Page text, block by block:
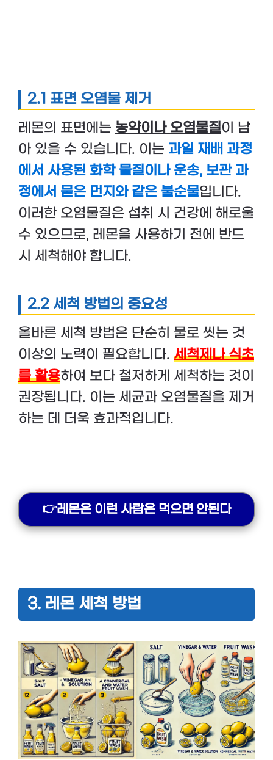
2.1 표면 오염물 제거
레몬의 표면에는 농약이나 오염물질이 남
아 있을 수 있습니다. 이는 과일 재배 과정
에서 사용된 화학 물질이나 운송, 보관 과
정에서 묻은 먼지와 같은 불순물입니다.
이러한 오염물질은 섭취 시 건강에 해로울
수 있으므로, 레몬을 사용하기 전에 반드
시 세척해야 합니다.
2.2 세척 방법의 중요성
올바른 세척 방법은 단순히 물로 씻는 것
이상의 노력이 필요합니다. 세척제나 식초
를 활용하여 보다 철저하게 세척하는 것이
권장됩니다. 이는 세균과 오염물질을 제거
하는 데 더욱 효과적입니다.
👉레몬은 이런 사람은 먹으면 안된다
3. 레몬 세척 방법